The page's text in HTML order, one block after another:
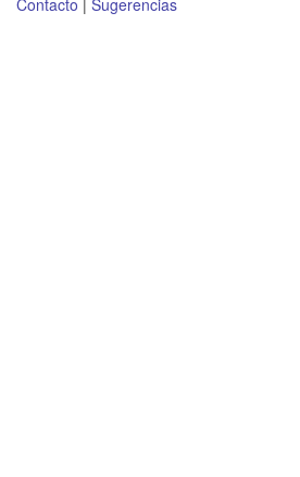
Contacto | Sugerencias